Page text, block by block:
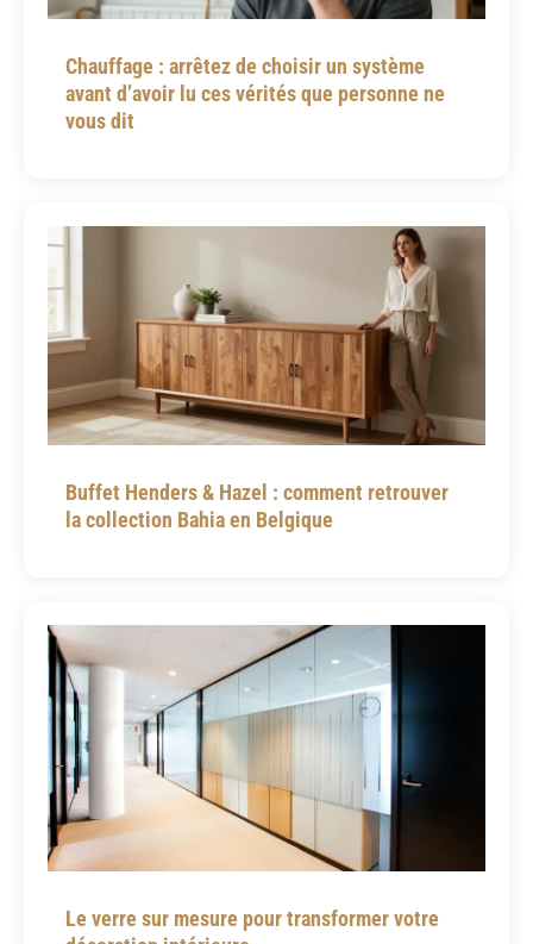
Chauffage : arrêtez de choisir un système
avant d’avoir lu ces vérités que personne ne
vous dit
Buffet Henders & Hazel : comment retrouver
la collection Bahia en Belgique
Le verre sur mesure pour transformer votre